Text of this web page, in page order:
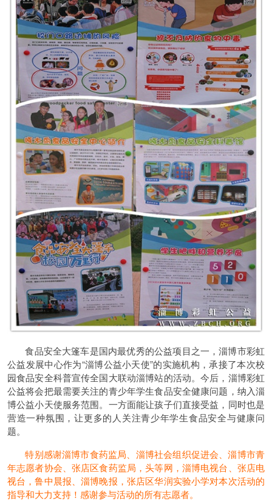
食品安全大篷车是国内最优秀的公益项目之一，淄博市彩虹
公益发展中心作为“淄博公益小天使”的实施机构，承接了本次校
园食品安全科普宣传全国大联动淄博站的活动。今后，淄博彩虹
公益将会把最需要关注的青少年学生食品安全健康问题，纳入淄
博公益小天使服务范围。一方面能让孩子们直接受益，同时也是
营造一种氛围，让更多的人关注青少年学生食品安全与健康问
题。
特别感谢淄博市食药监局、淄博社会组织促进会、淄博市青
年志愿者协会、张店区食药监局，头等网，淄博电视台、张店电
视台，鲁中晨报、淄博晚报，张店区华润实验小学对本次活动的
指导和大力支持！感谢参与活动的所有志愿者。